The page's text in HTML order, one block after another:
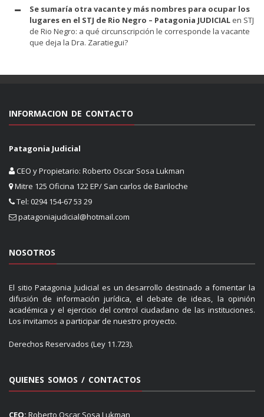
Se sumaría otra vacante y más nombres para ocupar los
lugares en el STJ de Rio Negro – Patagonia JUDICIAL en STJ
de Rio Negro: a qué circunscripción le corresponde la vacante
que deja la Dra. Zaratiegui?
INFORMACION DE CONTACTO
Patagonia Judicial
CEO y Propietario: Roberto Oscar Sosa Lukman
Mitre 125 Oficina 122 EP/ San carlos de Bariloche
Tel: 0294 154-67 53 29
patagoniajudicial@hotmail.com
NOSOTROS
El sitio Patagonia Judicial es un desarrollo destinado a fomentar la
difusión de información jurídica, el debate de ideas, la opinión
académica y el ejercicio del control ciudadano de las instituciones.
Los invitamos a participar de nuestro proyecto.
Derechos Reservados (Ley 11.723).
QUIENES SOMOS / CONTACTOS
CEO: Roberto Oscar Sosa Lukman